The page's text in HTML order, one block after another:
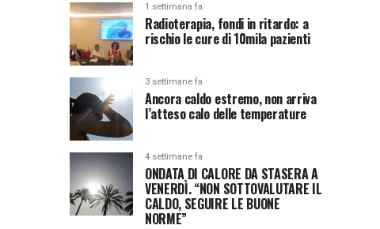
1 settimana fa
Radioterapia, fondi in ritardo: a
rischio le cure di 10mila pazienti
3 settimane fa
Ancora caldo estremo, non arriva
l’atteso calo delle temperature
4 settimane fa
ONDATA DI CALORE DA STASERA A
VENERDÌ. “NON SOTTOVALUTARE IL
CALDO, SEGUIRE LE BUONE
NORME”